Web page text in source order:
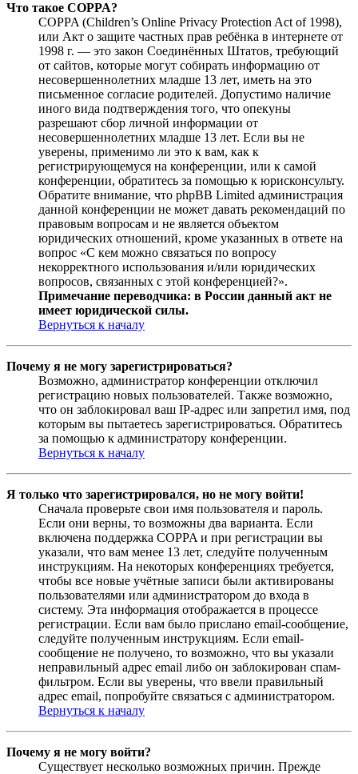
Что такое COPPA?
COPPA (Children’s Online Privacy Protection Act of 1998),
или Акт о защите частных прав ребёнка в интернете от
1998 г. — это закон Соединённых Штатов, требующий
от сайтов, которые могут собирать информацию от
несовершеннолетних младше 13 лет, иметь на это
письменное согласие родителей. Допустимо наличие
иного вида подтверждения того, что опекуны
разрешают сбор личной информации от
несовершеннолетних младше 13 лет. Если вы не
уверены, применимо ли это к вам, как к
регистрирующемуся на конференции, или к самой
конференции, обратитесь за помощью к юрисконсульту.
Обратите внимание, что phpBB Limited администрация
данной конференции не может давать рекомендаций по
правовым вопросам и не является объектом
юридических отношений, кроме указанных в ответе на
вопрос «С кем можно связаться по вопросу
некорректного использования и/или юридических
вопросов, связанных с этой конференцией?».
Примечание переводчика: в России данный акт не
имеет юридической силы.
Вернуться к началу
Почему я не могу зарегистрироваться?
Возможно, администратор конференции отключил
регистрацию новых пользователей. Также возможно,
что он заблокировал ваш IP-адрес или запретил имя, под
которым вы пытаетесь зарегистрироваться. Обратитесь
за помощью к администратору конференции.
Вернуться к началу
Я только что зарегистрировался, но не могу войти!
Сначала проверьте свои имя пользователя и пароль.
Если они верны, то возможны два варианта. Если
включена поддержка COPPA и при регистрации вы
указали, что вам менее 13 лет, следуйте полученным
инструкциям. На некоторых конференциях требуется,
чтобы все новые учётные записи были активированы
пользователями или администратором до входа в
систему. Эта информация отображается в процессе
регистрации. Если вам было прислано email-сообщение,
следуйте полученным инструкциям. Если email-
сообщение не получено, то возможно, что вы указали
неправильный адрес email либо он заблокирован спам-
фильтром. Если вы уверены, что ввели правильный
адрес email, попробуйте связаться с администратором.
Вернуться к началу
Почему я не могу войти?
Существует несколько возможных причин. Прежде